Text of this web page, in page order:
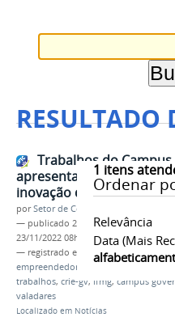
RESULTADO
1 itens
Ordenar
Relevância
Data (mais
Trabalhos do Campus
apresentados em
inovação da UFJF-GV
porSetor de Comunicação
— publicado 23/11/2022—última
23/11/2022 08h49
— registrado em:
simpósio ,inovação
empreendedorismo acadêmico
trabalhos, crie-gv, ifmg, campus
valadares
Localizado em Notícias